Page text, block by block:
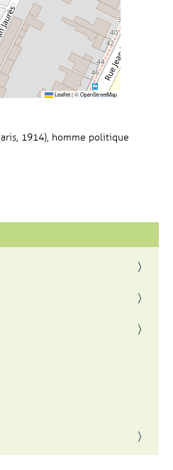
Leaflet|©OpenStreetMap
1914), homme politique